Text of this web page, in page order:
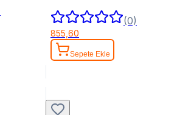
(0)
855,60
Sepete Ekle